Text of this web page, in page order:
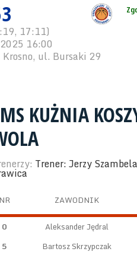
17:11)
16:00
ul. Bursaki 29
KUŻNIA
Trener: Jerzy
NR ZAWODNIK
0 Aleksander Jędral
5
Bartosz Skrzypczak